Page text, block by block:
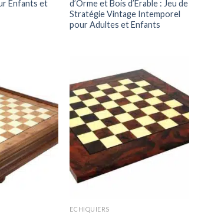
Enfants et
d’Orme et Bois d’Erable : Jeu de
Stratégie Vintage Intemporel
pour Adultes et Enfants
ECHIQUIERS